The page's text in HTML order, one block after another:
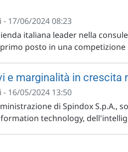
17/06/2024 08:23
italiana leader nella
posto in una competizione
e marginalità in crescita
16/05/2024 13:50
di Spindox S.p.A.,
technology,